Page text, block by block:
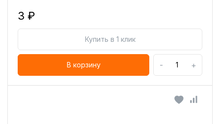
3 ₽
Купить в 1 клик
В корзину - +